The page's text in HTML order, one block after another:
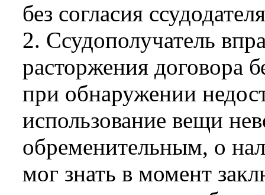
без согласия
2. Ссудополучатель
расторжения договора
при обнаружении
использование вещи
обременительным, о
мог знать в момент